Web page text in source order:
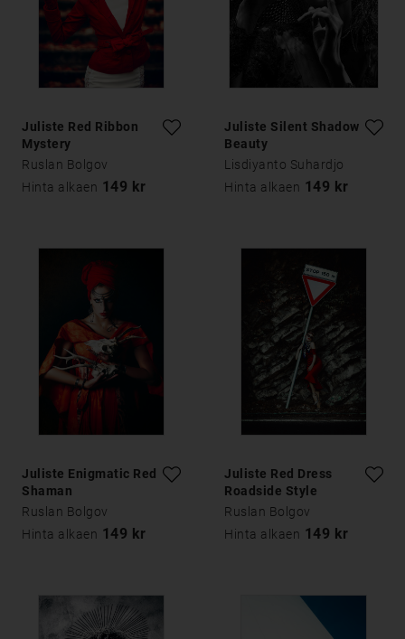
Juliste Red Ribbon
Mystery
Ruslan Bolgov
Hinta alkaen 149 kr
Juliste Silent Shadow
Beauty
Lisdiyanto Suhardjo
Hinta alkaen 149 kr
Juliste Enigmatic Red
Shaman
Ruslan Bolgov
Hinta alkaen 149 kr
Juliste Red Dress
Roadside Style
Ruslan Bolgov
Hinta alkaen 149 kr